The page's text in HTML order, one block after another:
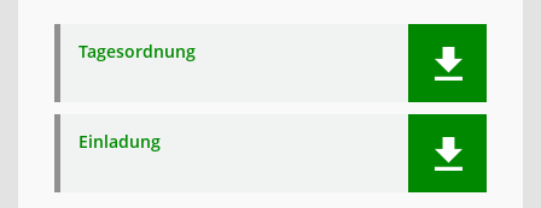
Tagesordnung
Einladung